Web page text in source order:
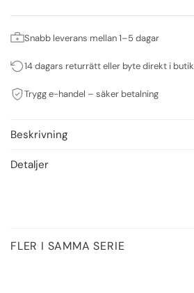
Snabb leverans mellan 1–5 dagar
14 dagars returrätt eller byte direkt i butik
Trygg e-handel – säker betalning
Beskrivning
Detaljer
FLER I SAMMA SERIE